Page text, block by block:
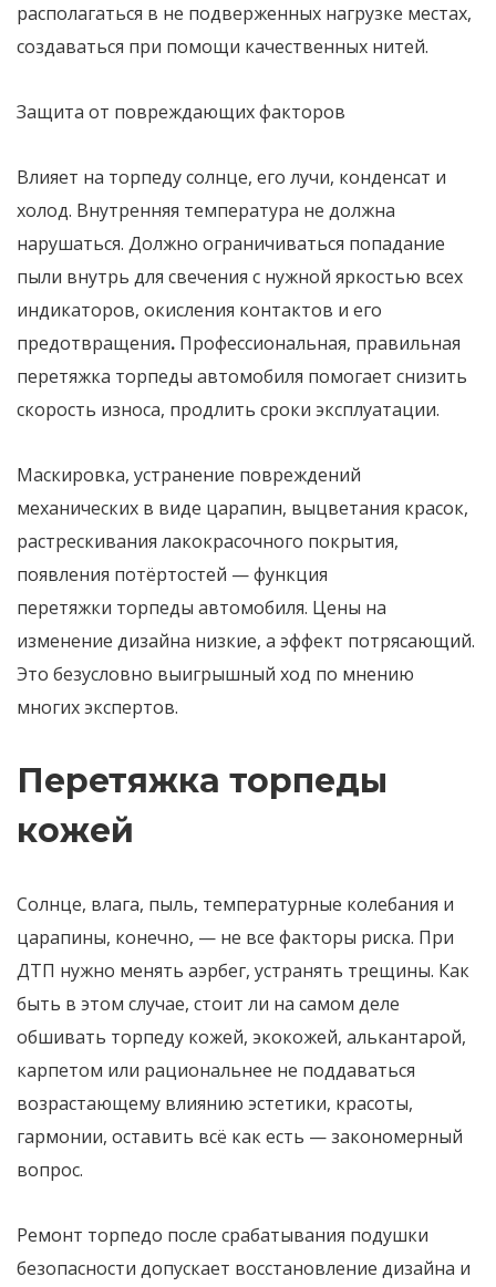
располагаться в не подверженных нагрузке местах,
создаваться при помощи качественных нитей.
Защита от повреждающих факторов
Влияет на торпеду солнце, его лучи, конденсат и
холод. Внутренняя температура не должна
нарушаться. Должно ограничиваться попадание
пыли внутрь для свечения с нужной яркостью всех
индикаторов, окисления контактов и его
предотвращения. Профессиональная, правильная
перетяжка торпеды автомобиля помогает снизить
скорость износа, продлить сроки эксплуатации.
Маскировка, устранение повреждений
механических в виде царапин, выцветания красок,
растрескивания лакокрасочного покрытия,
появления потёртостей — функция
перетяжки торпеды автомобиля. Цены на
изменение дизайна низкие, а эффект потрясающий.
Это безусловно выигрышный ход по мнению
многих экспертов.
Перетяжка торпеды
кожей
Солнце, влага, пыль, температурные колебания и
царапины, конечно, — не все факторы риска. При
ДТП нужно менять аэрбег, устранять трещины. Как
быть в этом случае, стоит ли на самом деле
обшивать торпеду кожей, экокожей, алькантарой,
карпетом или рациональнее не поддаваться
возрастающему влиянию эстетики, красоты,
гармонии, оставить всё как есть — закономерный
вопрос.
Ремонт торпедо после срабатывания подушки
безопасности допускает восстановление дизайна и